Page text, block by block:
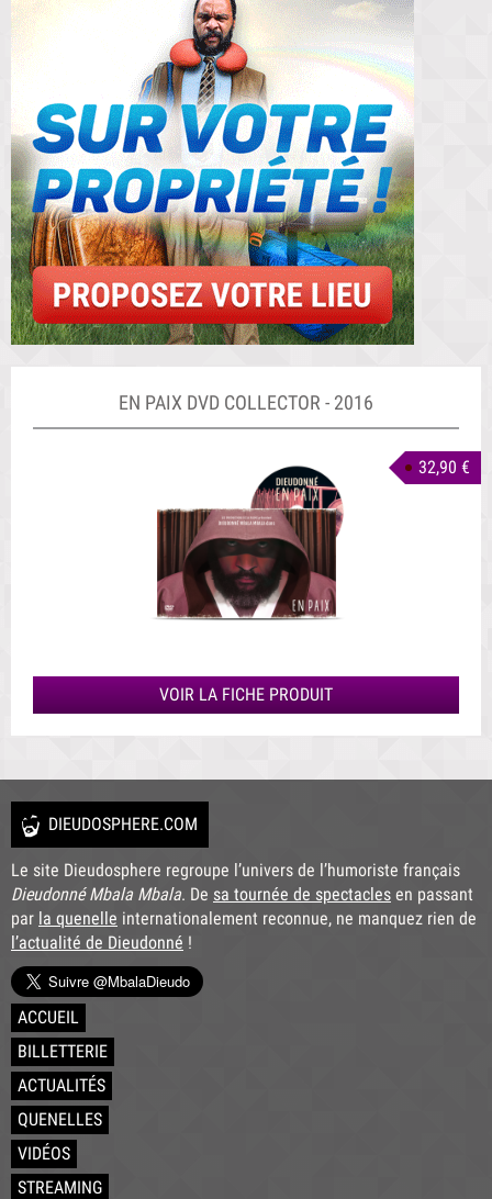
EN PAIX DVD COLLECTOR - 2016
32,90 €
VOIR LA FICHE PRODUIT
DIEUDOSPHERE.COM
Le site Dieudosphere regroupe l’univers de l’humoriste français
Dieudonné Mbala Mbala. De sa tournée de spectacles en passant
par la quenelle internationalement reconnue, ne manquez rien de
l’actualité de Dieudonné !
ACCUEIL
BILLETTERIE
ACTUALITÉS
QUENELLES
VIDÉOS
STREAMING